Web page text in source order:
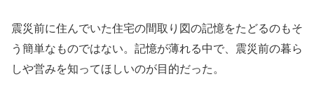
震災前に住んでいた住宅の間取り図の記憶をたどるのもそ
う簡単なものではない。記憶が薄れる中で、震災前の暮ら
しや営みを知ってほしいのが目的だった。